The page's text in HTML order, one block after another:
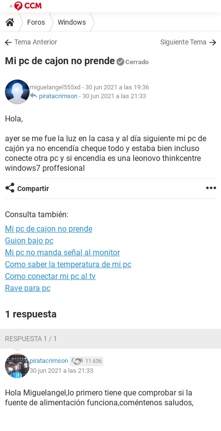
Foros Windows
Tema Anterior Siguiente Tema
Mi pc de cajon no prende Cerrado
miguelangel555xd - 30 jun 2021 a las 19:36
piratacrimson - 30 jun 2021 a las 21:33
Hola,
ayer se me fue la luz en la casa y al día siguiente mi pc de
cajón ya no encendía cheque todo y estaba bien incluso
conecte otra pc y si encendía es una leonovo thinkcentre
windows7 proffesional
Compartir
Consulta también:
Mi pc de cajon no prende
Guion bajo pc
Mi pc no manda señal al monitor
Como saber la temperatura de mi pc
Como conectar mi pc al tv
Rave para pc
1 respuesta
RESPUESTA 1 / 1
piratacrimson 11.636
30 jun 2021 a las 21:33
Hola Miguelangel,lo primero tiene que comprobar si la
fuente de alimentación funciona,coméntenos saludos,